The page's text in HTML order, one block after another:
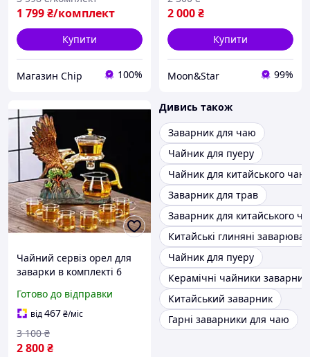
1 799₴/комплект
Купити
Магазин Chip 100%
2 000₴
Купити
Moon&Star 99%
Чайний сервіз орел для
заварки в комплекті 6
магнітний поцілунок
скляний заварник
Готово до відправки
від467₴/міс
2 800₴
3 100 ₴
Дивись також
Заварник для чаю
Чайник для пуеру
Чайник для китайського чаю
Заварник для трав
Заварник для китайського
Китайські глиняні
Чайник для пуеру
Керамічні чайники
Китайський заварник
Гарні заварники для чаю